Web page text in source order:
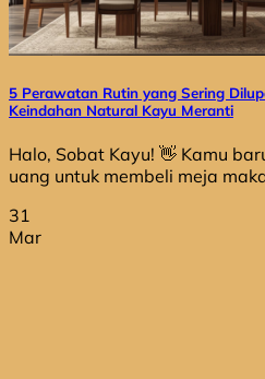
5 Perawatan Rutin yang Sering
Keindahan Natural Kayu Meranti
Halo, Sobat Kayu! 👋 Kamu
uang untuk membeli meja
31
Mar